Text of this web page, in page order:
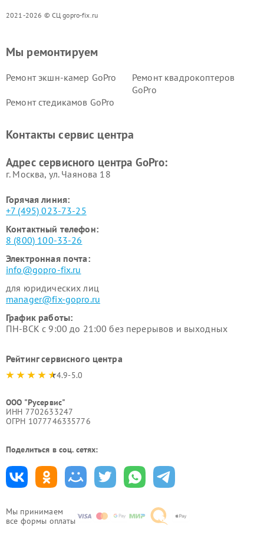
2021-2026 © СЦ gopro-fix.ru
Мы принимаем
все формы оплаты
Мы ремонтируем
Ремонт экшн-камер GoPro
Ремонт квадрокоптеров
GoPro
Ремонт стедикамов GoPro
Контакты сервис центра
Адрес сервисного центра GoPro:
г. Москва, ул. Чаянова 18
Горячая линия:
+7 (495) 023-73-25
Контактный телефон:
8 (800) 100-33-26
Электронная почта:
info@gopro-fix.ru
для юридических лиц
manager@fix-gopro.ru
График работы:
ПН-ВСК с 9:00 до 21:00 без перерывов и выходных
Рейтинг сервисного центра
4.9-5.0
ООО "Русервис"
ИНН 7702633247
ОГРН 1077746335776
Поделиться в соц. сетях: